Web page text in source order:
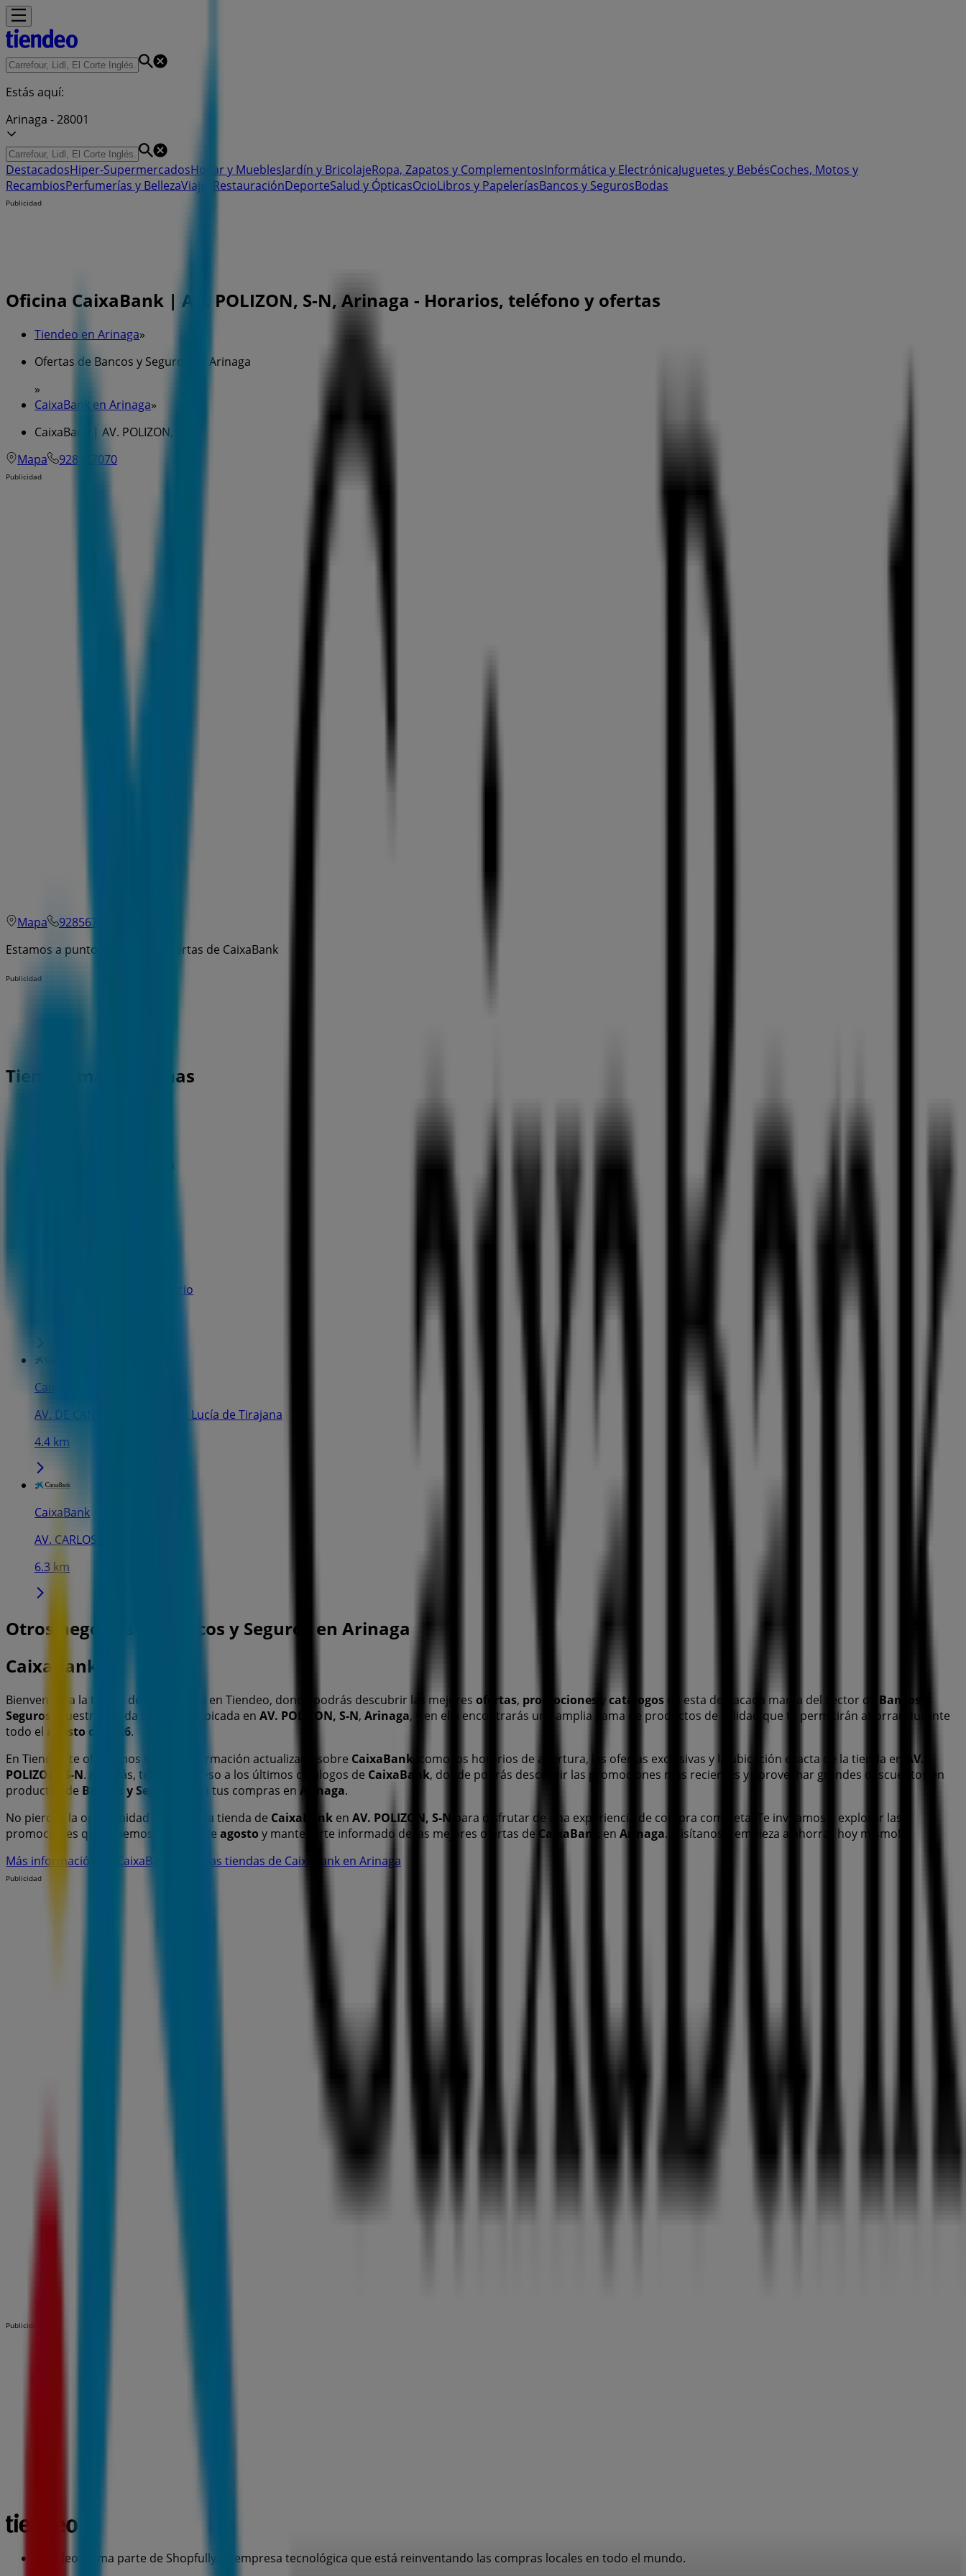
Estás aquí:
Arinaga - 28001
DestacadosHiper-SupermercadosHogar y MueblesJardín y BricolajeRopa, Zapatos y ComplementosInformática y ElectrónicaJuguetes y BebésCoches, Motos y
RecambiosPerfumerías y BellezaViajes RestauraciónDeporteSalud y ÓpticasOcioLibros y PapeleríasBancos y SegurosBodas
Publicidad
Oficina CaixaBank | AV. POLIZON, S-N, Arinaga - Horarios, teléfono y ofertas
Tiendeo en Arinaga»
Ofertas de Bancos y Seguros en Arinaga
»
CaixaBank en Arinaga»
CaixaBank | AV. POLIZON, S-N
Mapa
928567070
Publicidad
Mapa
928567070
Estamos a punto de publicar ofertas de CaixaBank
Publicidad
Tiendas más cercanas
AV. DE ANSITE, 55, Vecindario
CaixaBank
AV. DE CANARIAS, 131, Santa Lucía de Tirajana
4.4 km
CaixaBank
AV. CARLOS V, 39, Carrizal
6.3 km
Otros negocios de Bancos y Seguros en Arinaga
CaixaBank
Bienvenido a la tienda de en Tiendeo, donde podrás descubrir las mejores ofertas, promociones ycatálogos de esta destacada marca del sector de Bancos y
Seguros
. Nuestra tienda física está ubicada en AV. POLIZON, S-N, Arinaga, y en ella encontrarás una amplia gama de productos de calidad que te permitirán ahorrar durante
todo el
agosto de 2026.
En Tiendeo te ofrecemos toda la información actualizada sobre CaixaBank , como los horarios de apertura, las ofertas exclusivas y la ubicación exacta de la tienda en
AV.
POLIZON, S-N. Además, tendrás acceso a los últimos catálogos de CaixaBank, donde podrás descubrir las promociones más recientes y aprovechar grandes descuentos en
productos de Bancos y Seguros para tus compras en Arinaga.
No pierdas la oportunidad de visitar la tienda de CaixaBank en AV. POLIZON, S-N
para disfrutar de una experiencia de compra completa. Te invitamos a explorar las
promociones que tenemos para ti este agosto y mantenerte informado de las mejores ofertas de CaixaBank en Arinaga. ¡Visítanos y empieza a ahorrar hoy mismo!
Más información de CaixaBank
Ver otras tiendas de CaixaBank en Arinaga
Publicidad
Publicidad
Tiendeo forma parte de Shopfully, la empresa tecnológica que está reinventando las compras locales en todo el mundo.